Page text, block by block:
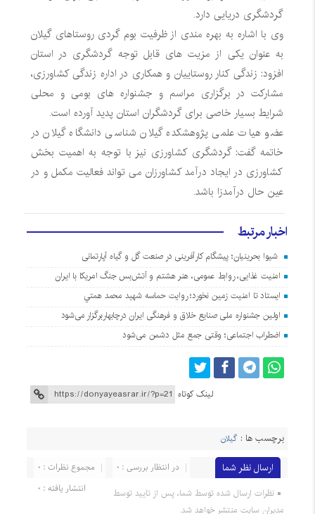
گردشگری دریایی دارد.
وی با اشاره به بهره مندی از ظرفیت بوم گردی روستاهای گیلان
به عنوان یکی از مزیت های قابل توجه گردشگری در استان
افزود: زندگی کنار روستاییان و همکاری در اداره زندگی کشاورزی،
مشارکت در برگزاری مراسم و جشنواره های بومی و محلی
شرایط بسیار خاصی برای گردشگران استان پدید آورده است.
عضو هیات علمی پژوهشکده گیلان شناسی دانشگاه گیلان در
خاتمه گفت: گردشگری کشاورزی نیز با توجه به اهمیت بخش
کشاورزی در ایجاد درآمد کشاورزان می تواند فعالیت مکمل و در
عین حال درآمدزا باشد.
اخبار مرتبط
شیوا بحرینیان؛ پیشگام کارآفرینی در صنعت گل و گیاه آپارتمانی
امنیت غذایی، روابط عمومی، هنر هشتم و آتش‌بس جنگ امریکا با ایران
ايستاد تا امنيت زمين نخورد؛ روايت حماسه شهيد محمد همتي
اولین جشنواره ملی صنایع خلاق و فرهنگی ایران درچابهاربرگزار می‌شود
اضطراب اجتماعی؛ وقتی جمع مثل دشمن می‌شود
لینک کوتاه
برچسب ها : گیلان
ارسال نظر شما مجموع نظرات : 0
در انتظار بررسی : 0
انتشار یافته : 0
نظرات ارسال شده توسط شما، پس از تایید توسط
مدیران سایت منتشر خواهد شد.